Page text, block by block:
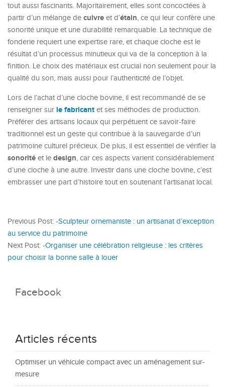
tout aussi fascinants. Majoritairement, elles sont concoctées à
partir d’un mélange de cuivre et d’étain, ce qui leur confère une
sonorité unique et une durabilité remarquable. La technique de
fonderie requiert une expertise rare, et chaque cloche est le
résultat d’un processus minutieux qui va de la conception à la
finition. Le choix des matériaux est crucial non seulement pour la
qualité du son, mais aussi pour l’authenticité de l’objet.
Lors de l’achat d’une cloche bovine, il est recommandé de se
renseigner sur le fabricant et ses méthodes de production.
Préférer des artisans locaux qui perpétuent ce savoir-faire
traditionnel est un geste qui contribue à la sauvegarde d’un
patrimoine culturel précieux. De plus, il est essentiel de vérifier la
sonorité et le design, car ces aspects varient considérablement
d’une cloche à une autre. Investir dans une cloche bovine, c’est
embrasser une part d’histoire tout en soutenant l’artisanat local.
Previous Post: -Sculpteur ornemaniste : un artisanat d’exception
au service du patrimoine
Next Post: -Organiser une célébration religieuse : les critères
pour choisir la bonne salle à louer
Facebook
Articles récents
Optimiser un véhicule compact avec un aménagement sur-
mesure